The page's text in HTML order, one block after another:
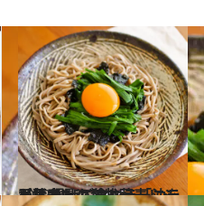
2022.10.31
【栃木県の名物蕎麦レシピ】 混ぜて食べる「ニラ玉蕎麦」 ごまやラー油をかけてもよし！
グルメ